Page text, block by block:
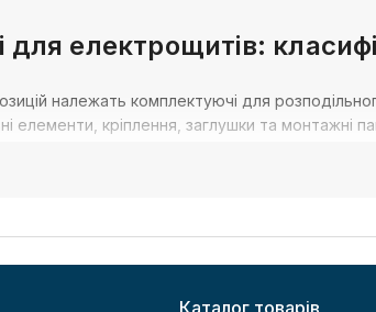
електрощитів:
належать комплектуючі для
елементи, кріплення, заглушки та монтажні
Каталог товарів